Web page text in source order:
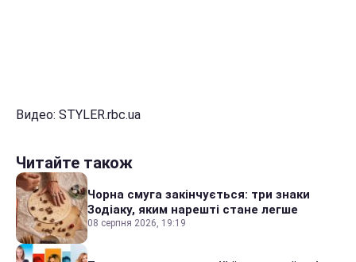
Видео: STYLER.rbc.ua
Читайте також
Чорна смуга закінчується: три знаки
Зодіаку, яким нарешті стане легше
08 серпня 2026, 19:19